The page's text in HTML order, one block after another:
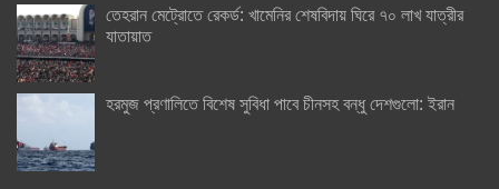
তেহরান মেট্রোতে রেকর্ড: খামেনির শেষবিদায় ঘিরে ৭০ লাখ যাত্রীর
যাতায়াত
হরমুজ প্রণালিতে বিশেষ সুবিধা পাবে চীনসহ বন্ধু দেশগুলো: ইরান